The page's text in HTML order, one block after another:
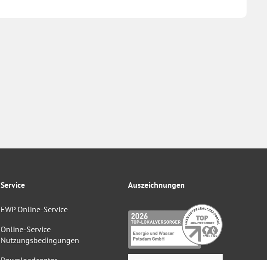
Service
EWP Online-Service
Online-Service
Nutzungsbedingungen
Auszeichnungen